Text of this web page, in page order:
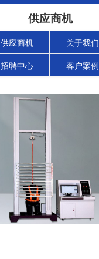
供应商机
供应商机 关于我们
招聘中心 客户案例